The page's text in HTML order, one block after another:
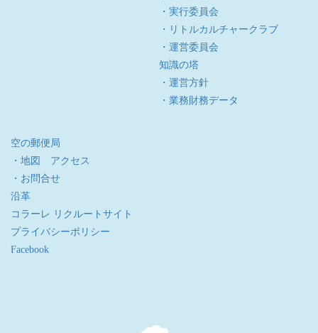
・実行委員会
・リトルカルチャークラブ
・運営委員会
知識の塔
・運営方針
・業務財務データ
空の郵便局
・地図 アクセス
・お問合せ
沿革
コラーレ リクルートサイト
プライバシーポリシー
Facebook